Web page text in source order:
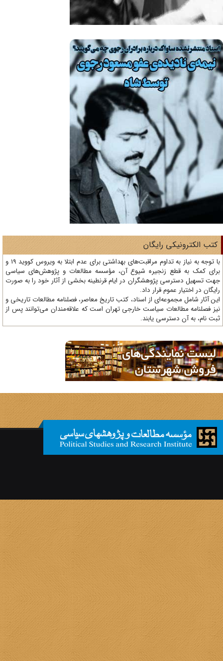
الکترونیکی رایگان
با توجه به نیاز به تداوم مراقبت‌های بهداشتی برای عدم ابتلا به ویروس کووید 19 و
کمک به قطع زنجیره شیوع آن، مؤسسه مطالعات و پژوهش‌های سیاسی
تسهیل دسترسی پژوهشگران در ایام قرنطینه بخشی از آثار خود را به صورت
در اختیار عموم قرار داد.
آثار شامل مجموعه‌ای از اسناد، کتب تاریخ معاصر، فصلنامه‌ مطالعات تاریخی و
فصلنامه مطالعات سیاست خارجی تهران است که علاقه‌مندان می‌توانند پس از
نام، به آن دسترسی یابند.